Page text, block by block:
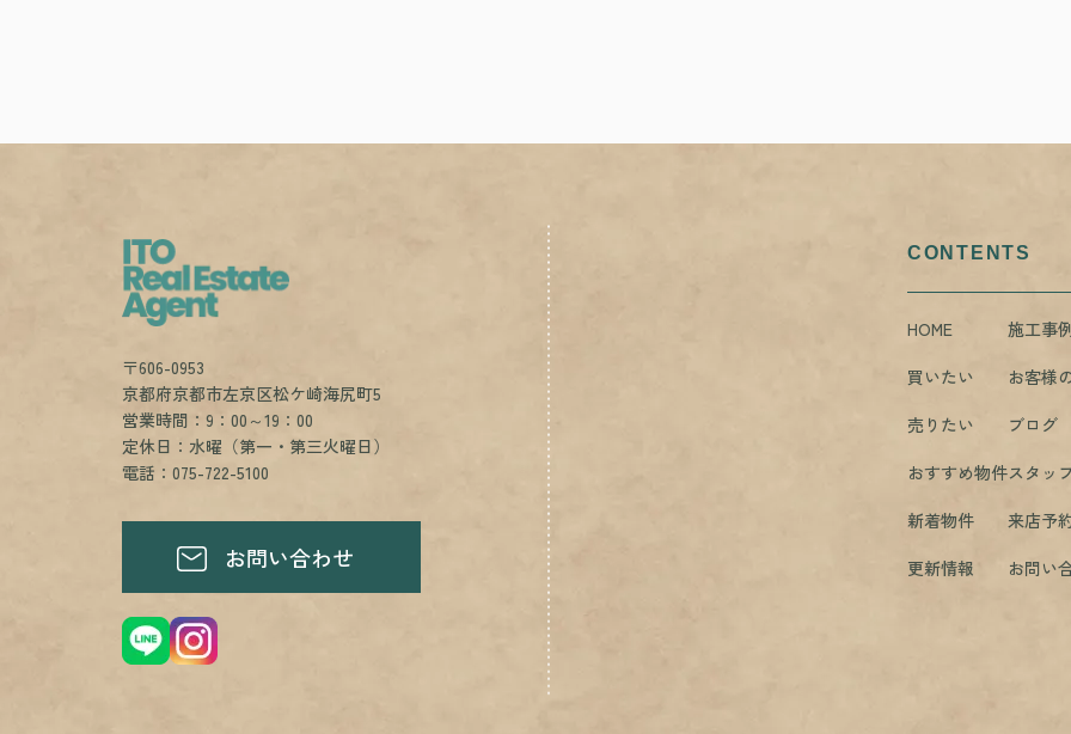
〒606-0953
京都府京都市左京区松ケ崎海尻町5
営業時間：9：00～19：00
定休日：水曜（第一・第三火曜日）
電話：075-722-5100
お問い合わせ
CONTENTS
HOME
施工事
買いたい
お客様
売りたい
ブログ
おすすめ物件スタッ
新着物件
来店予
更新情報
お問い